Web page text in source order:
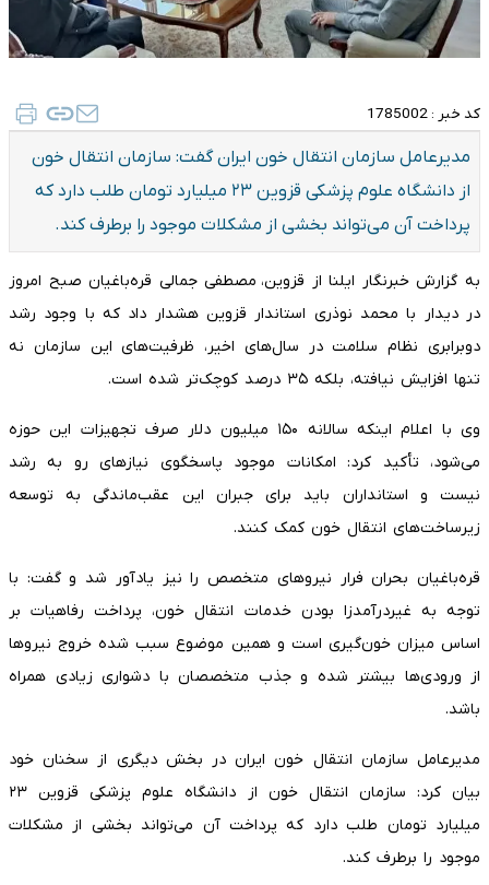
کد خبر : 1785002
مدیرعامل سازمان انتقال خون ایران گفت: سازمان انتقال خون
از دانشگاه علوم پزشکی قزوین ۲۳ میلیارد تومان طلب دارد که
پرداخت آن می‌تواند بخشی از مشکلات موجود را برطرف کند.
به گزارش خبرنگار ایلنا از قزوین، مصطفی جمالی قره‌باغیان صبح امروز
در دیدار با محمد نوذری استاندار قزوین هشدار داد که با وجود رشد
دوبرابری نظام سلامت در سال‌های اخیر، ظرفیت‌های این سازمان نه
تنها افزایش نیافته، بلکه ۳۵ درصد کوچک‌تر شده است.
وی با اعلام اینکه سالانه ۱۵۰ میلیون دلار صرف تجهیزات این حوزه
می‌شود، تأکید کرد: امکانات موجود پاسخگوی نیازهای رو به رشد
نیست و استانداران باید برای جبران این عقب‌ماندگی به توسعه
زیرساخت‌های انتقال خون کمک کنند.
قره‌باغیان بحران فرار نیروهای متخصص را نیز یادآور شد و گفت: با
توجه به غیردرآمدزا بودن خدمات انتقال خون، پرداخت رفاهیات بر
اساس میزان خون‌گیری است و همین موضوع سبب شده خروج نیروها
از ورودی‌ها بیشتر شده و جذب متخصصان با دشواری زیادی همراه
باشد.
مدیرعامل سازمان انتقال خون ایران در بخش دیگری از سخنان خود
بیان کرد: سازمان انتقال خون از دانشگاه علوم پزشکی قزوین ۲۳
میلیارد تومان طلب دارد که پرداخت آن می‌تواند بخشی از مشکلات
موجود را برطرف کند.